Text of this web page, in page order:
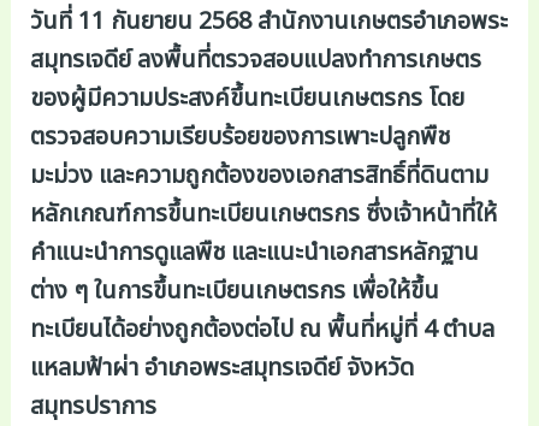
วันที่ 11 กันยายน 2568 สำนักงานเกษตรอำเภอพระ
สมุทรเจดีย์ ลงพื้นที่ตรวจสอบแปลงทำการเกษตร
ของผู้มีความประสงค์ขึ้นทะเบียนเกษตรกร โดย
ตรวจสอบความเรียบร้อยของการเพาะปลูกพืช
มะม่วง และความถูกต้องของเอกสารสิทธิ์ที่ดินตาม
หลักเกณฑ์การขึ้นทะเบียนเกษตรกร ซึ่งเจ้าหน้าที่ให้
คำแนะนำการดูแลพืช และแนะนำเอกสารหลักฐาน
ต่าง ๆ ในการขึ้นทะเบียนเกษตรกร เพื่อให้ขึ้น
ทะเบียนได้อย่างถูกต้องต่อไป ณ พื้นที่หมู่ที่ 4 ตำบล
แหลมฟ้าผ่า อำเภอพระสมุทรเจดีย์ จังหวัด
สมุทรปราการ